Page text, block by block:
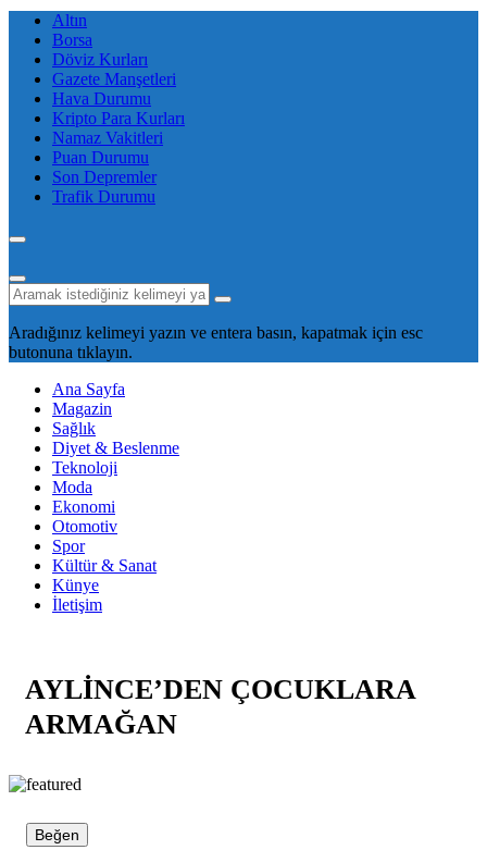
Altın
Borsa
Döviz Kurları
Gazete Manşetleri
Hava Durumu
Kripto Para Kurları
Namaz Vakitleri
Puan Durumu
Son Depremler
Trafik Durumu
Aradığınız kelimeyi yazın ve entera basın, kapatmak için esc
butonuna tıklayın.
Ana Sayfa
Magazin
Sağlık
Diyet & Beslenme
Teknoloji
Moda
Ekonomi
Otomotiv
Spor
Kültür & Sanat
Künye
İletişim
AYLİNCE’DEN ÇOCUKLARA
ARMAĞAN
Beğen